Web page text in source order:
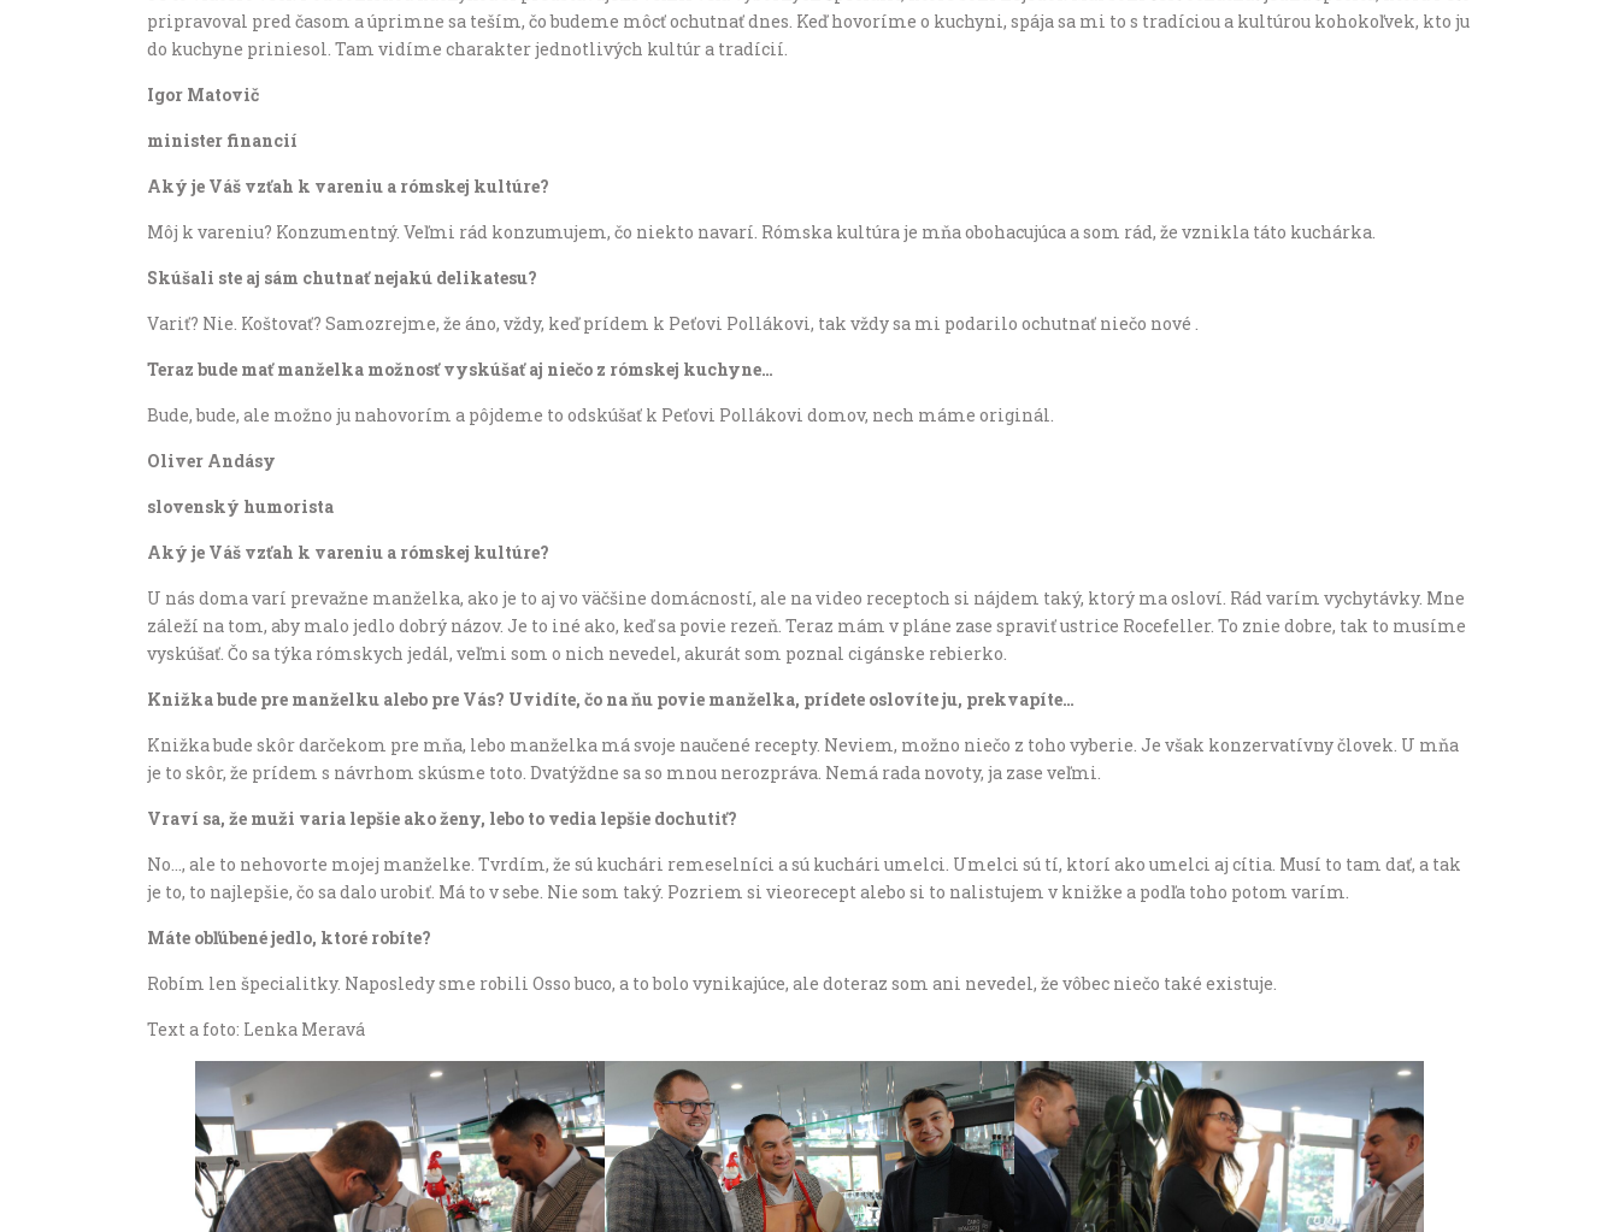
pripravoval pred časom a úprimne sa teším, čo budeme môcť ochutnať dnes. Keď hovoríme o kuchyni, spája sa mi to s tradíciou a kultúrou kohokoľvek, kto ju
do kuchyne priniesol. Tam vidíme charakter jednotlivých kultúr a tradícií.
Igor Matovič
minister financií
Aký je Váš vzťah k vareniu a rómskej kultúre?
Môj k vareniu? Konzumentný. Veľmi rád konzumujem, čo niekto navarí. Rómska kultúra je mňa obohacujúca a som rád, že vznikla táto kuchárka.
Skúšali ste aj sám chutnať nejakú delikatesu?
Variť? Nie. Koštovať? Samozrejme, že áno, vždy, keď prídem k Peťovi Pollákovi, tak vždy sa mi podarilo ochutnať niečo nové .
Teraz bude mať manželka možnosť vyskúšať aj niečo z rómskej kuchyne…
Bude, bude, ale možno ju nahovorím a pôjdeme to odskúšať k Peťovi Pollákovi domov, nech máme originál.
Oliver Andásy
slovenský humorista
Aký je Váš vzťah k vareniu a rómskej kultúre?
U nás doma varí prevažne manželka, ako je to aj vo väčšine domácností, ale na video receptoch si nájdem taký, ktorý ma osloví. Rád varím vychytávky. Mne
záleží na tom, aby malo jedlo dobrý názov. Je to iné ako, keď sa povie rezeň. Teraz mám v pláne zase spraviť ustrice Rocefeller. To znie dobre, tak to musíme
vyskúšať. Čo sa týka rómskych jedál, veľmi som o nich nevedel, akurát som poznal cigánske rebierko.
Knižka bude pre manželku alebo pre Vás? Uvidíte, čo na ňu povie manželka, prídete oslovíte ju, prekvapíte…
Knižka bude skôr darčekom pre mňa, lebo manželka má svoje naučené recepty. Neviem, možno niečo z toho vyberie. Je však konzervatívny človek. U mňa
je to skôr, že prídem s návrhom skúsme toto. Dvatýždne sa so mnou nerozpráva. Nemá rada novoty, ja zase veľmi.
Vraví sa, že muži varia lepšie ako ženy, lebo to vedia lepšie dochutiť?
No…, ale to nehovorte mojej manželke. Tvrdím, že sú kuchári remeselníci a sú kuchári umelci. Umelci sú tí, ktorí ako umelci aj cítia. Musí to tam dať, a tak
je to, to najlepšie, čo sa dalo urobiť. Má to v sebe. Nie som taký. Pozriem si vieorecept alebo si to nalistujem v knižke a podľa toho potom varím.
Máte obľúbené jedlo, ktoré robíte?
Robím len špecialitky. Naposledy sme robili Osso buco, a to bolo vynikajúce, ale doteraz som ani nevedel, že vôbec niečo také existuje.
Text a foto: Lenka Meravá